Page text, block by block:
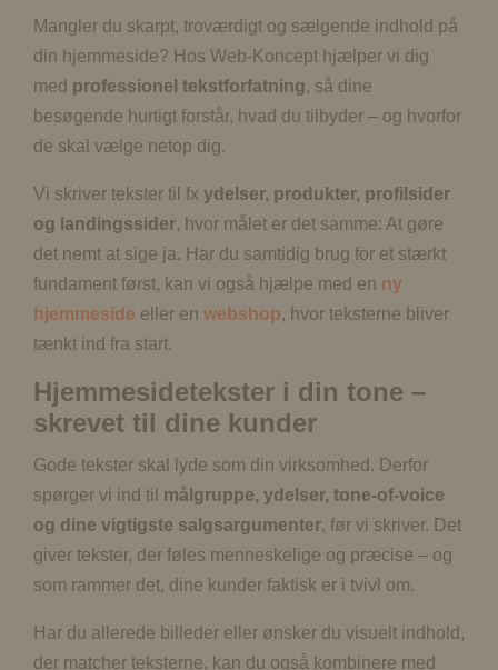
Mangler du skarpt, troværdigt og sælgende indhold på
din hjemmeside? Hos Web-Koncept hjælper vi dig
med professionel tekstforfatning, så dine
besøgende hurtigt forstår, hvad du tilbyder – og hvorfor
de skal vælge netop dig.
Vi skriver tekster til fx ydelser, produkter, profilsider
og landingssider, hvor målet er det samme: At gøre
det nemt at sige ja. Har du samtidig brug for et stærkt
fundament først, kan vi også hjælpe med en ny
hjemmeside eller en webshop, hvor teksterne bliver
tænkt ind fra start.
Hjemmesidetekster i din tone –
skrevet til dine kunder
Gode tekster skal lyde som din virksomhed. Derfor
spørger vi ind til målgruppe, ydelser, tone-of-voice
og dine vigtigste salgsargumenter, før vi skriver. Det
giver tekster, der føles menneskelige og præcise – og
som rammer det, dine kunder faktisk er i tvivl om.
Har du allerede billeder eller ønsker du visuelt indhold,
der matcher teksterne, kan du også kombinere med